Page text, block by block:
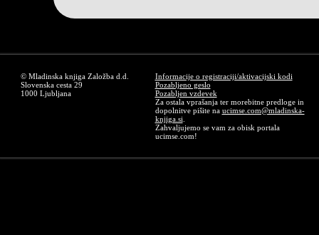
© Mladinska knjiga Založba d.d.
Slovenska cesta 29
1000 Ljubljana
Informacije o registraciji/aktivacijski kodi
Pozabljeno geslo
Pozabljen vzdevek
Za ostala vprašanja ter morebitne predloge in
dopolnitve pišite na ucimse.com@mladinska-
knjiga.si
Zahvaljujemo se vam za obisk portala
ucimse.com!